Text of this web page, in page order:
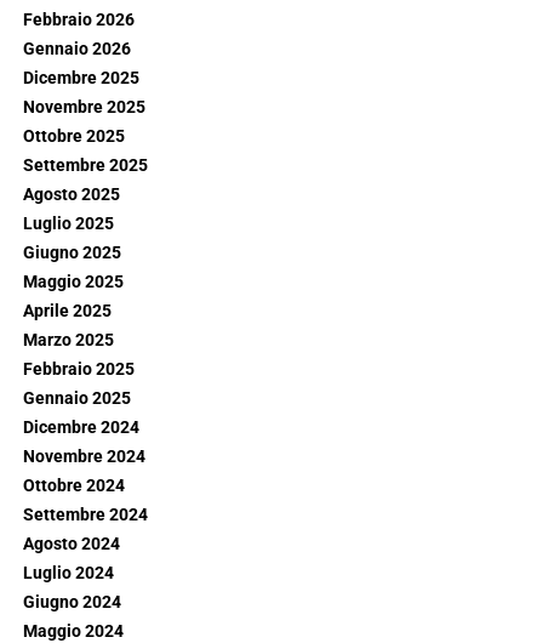
Febbraio 2026
Gennaio 2026
Dicembre 2025
Novembre 2025
Ottobre 2025
Settembre 2025
Agosto 2025
Luglio 2025
Giugno 2025
Maggio 2025
Aprile 2025
Marzo 2025
Febbraio 2025
Gennaio 2025
Dicembre 2024
Novembre 2024
Ottobre 2024
Settembre 2024
Agosto 2024
Luglio 2024
Giugno 2024
Maggio 2024